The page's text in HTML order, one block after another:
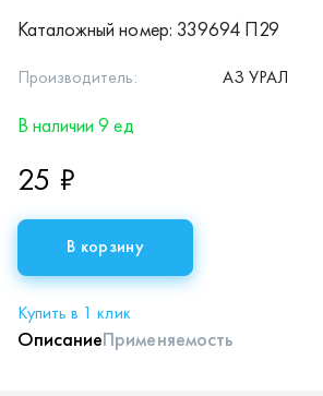
Каталожный номер: 339694 П29
Производитель: АЗ УРАЛ
В наличии 9 ед
25 ₽
В корзину
Купить в 1 клик
ОписаниеПрименяемость